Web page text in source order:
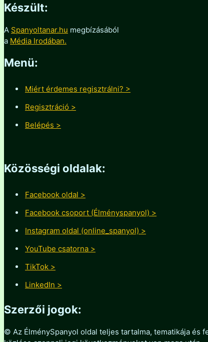
Készült:
A Spanyoltanar.hu megbízásából
a Média Irodában.
Menü:
Miért érdemes regisztrálni? >
Regisztráció >
Belépés >
Közösségi oldalak:
Facebook oldal >
Facebook csoport (Élményspanyol) >
Instagram oldal (online_spanyol) >
YouTube csatorna >
TikTok >
LinkedIn >
Szerzői jogok:
© Az ÉlménySpanyol oldal teljes tartalma, tematikája és